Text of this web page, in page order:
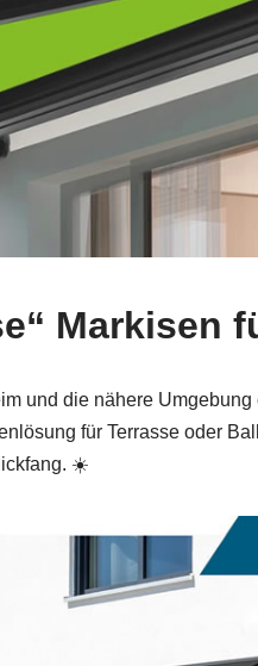
Markisen
und die nähere
für Terrasse oder
☀️